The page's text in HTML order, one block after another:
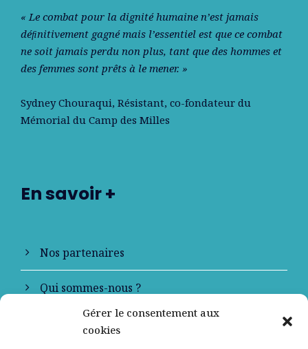
Gérer le consentement aux
cookies
« Le combat pour la dignité humaine n’est jamais
déﬁnitivement gagné mais l’essentiel est que ce combat
ne soit jamais perdu non plus, tant que des hommes et
des femmes sont prêts à le mener. »
Sydney Chouraqui, Résistant, co-fondateur du
Mémorial du Camp des Milles
En savoir +
Nos partenaires
Qui sommes-nous ?
Contactez-nous